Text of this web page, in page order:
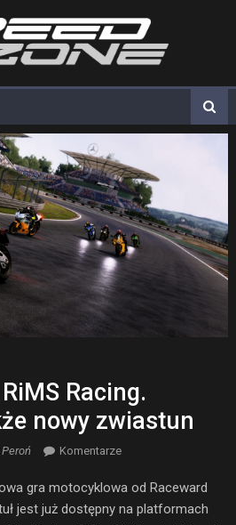
Racing.
nowy zwiastun
Peroń Komentarze
gra motocyklowa od Raceward
jest już dostępny na platformach